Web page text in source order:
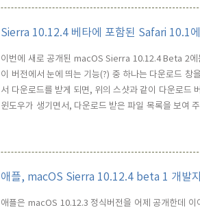
Sierra 10.12.4 베타에 포함된 Safari 10.1
이번에 새로 공개된 macOS Sierra 10.12.4 Beta 2
이 버전에서 눈에 띄는 기능(?) 중 하나는 다운로드
서 다운로드를 받게 되면, 위의 스샷과 같이 다운로
윈도우가 생기면서, 다운로드 받은 파일 목록을 보여
Drag 하게 되면, 바깥으로 빼 낼 수 있게 되어 있습니
애플, macOS Sierra 10.12.4 beta 1 개발
애플은 macOS 10.12.3 정식버전을 어제 공개한데